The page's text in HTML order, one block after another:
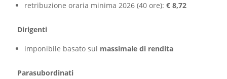
retribuzione oraria minima 2026 (40 ore): € 8,72
Dirigenti
imponibile basato sul massimale di rendita
Parasubordinati